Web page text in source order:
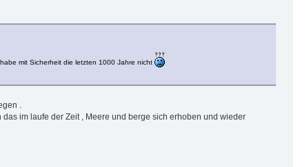
mit Sicherheit die letzten 1000 Jahre nicht
.
im laufe der Zeit , Meere und berge sich erhoben und wieder